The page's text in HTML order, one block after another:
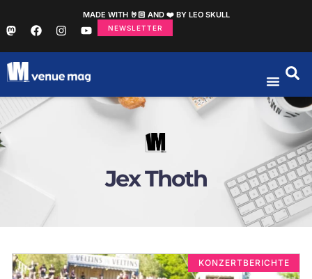
MADE WITH 🤘🏻 AND ❤️ BY LEO SKULL
NEWSLETTER
Jex Thoth
KONZERTBERICHTE